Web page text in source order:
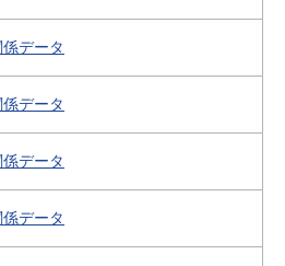
データ
データ
データ
データ